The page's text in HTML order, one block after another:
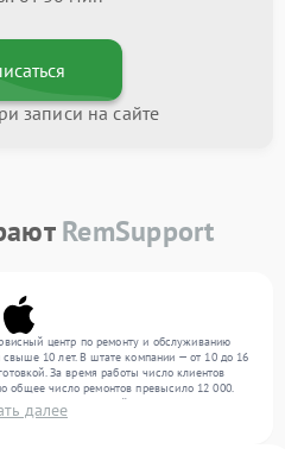
записи на сайте
RemSupport
центр по ремонту и обслуживанию
10 лет. В штате компании — от 10 до 16
За время работы число клиентов
общее число ремонтов превысило 12 000.
более 300 устройств, включая , , . Мы
и гарантируем высокое качество
далее